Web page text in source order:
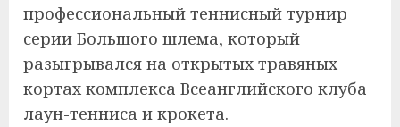
профессиональный теннисный турнир
серии Большого шлема, который
разыгрывался на открытых травяных
кортах комплекса Всеанглийского клуба
лаун-тенниса и крокета.